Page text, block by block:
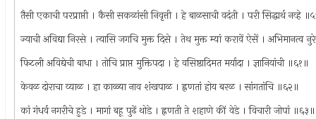
तैसी एकाची परप्राप्ती । कैसी सकळांसी निवृत्ती । हे बाळसाची वदंती । परी सिद्धार्थ नव्हे
ज्याची अविद्या निरसे । त्यासि जगचि मुक्त दिसे । तेथ मुक्त म्यां करावें ऐसें । अभिमानत्व
फिटली अविद्येची बाधा । तोचि प्राप्त मुक्तिपदा । हे वसिष्ठादिमत मर्यादा । ज्ञानियांची ॥६१॥
केवळ दोराचा व्याळ । हा काळ्या नाव शंखपाळ । ह्नणतां होय बरळ । सांगतांचि ॥६२॥
कां गंधर्व नगरीचे हुडे । मागां बहू पुढें थोडे । ह्नणती ते शहाणे कीं वेडे । विचारी जोपां ॥६३॥